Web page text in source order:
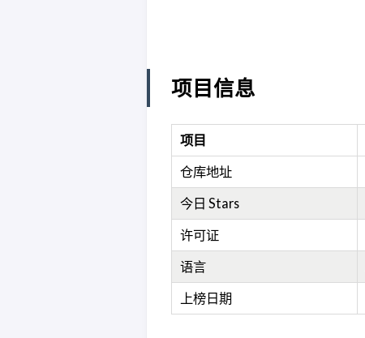
项目信息
项目
仓库地址
今日 Stars
许可证
语言
上榜日期